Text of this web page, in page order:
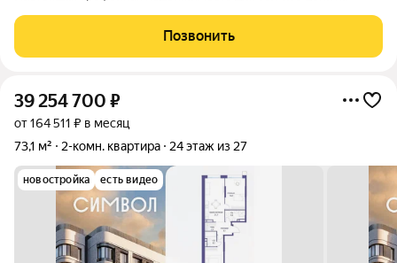
приватность. Пространство, залитое светом и тишиной
Представьте: вы поднимаетесь на самый
Позвонить
39 254 700 ₽
от 164 511 ₽ в месяц
73,1 м²
2-комн. квартира 24 этаж из 27
новостройка есть видео